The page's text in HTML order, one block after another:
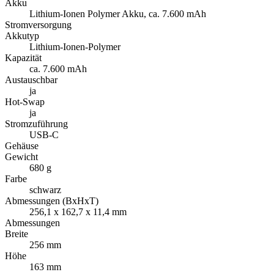
schwarz
Abmessungen (BxHxT)
256,1 x 162,7 x 11,4 mm
Abmessungen
256 mm
163 mm
11,4 mm
Lieferumfang
Paketinhalt
Tablet-PC
Service
Service
1 Jahr
optionaler Service
Zebra OneCare Essential, Zebra OneCare Select oder Zebra
Visibility Services